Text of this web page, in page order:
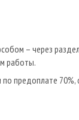
– через
работы.
предоплате 70%,